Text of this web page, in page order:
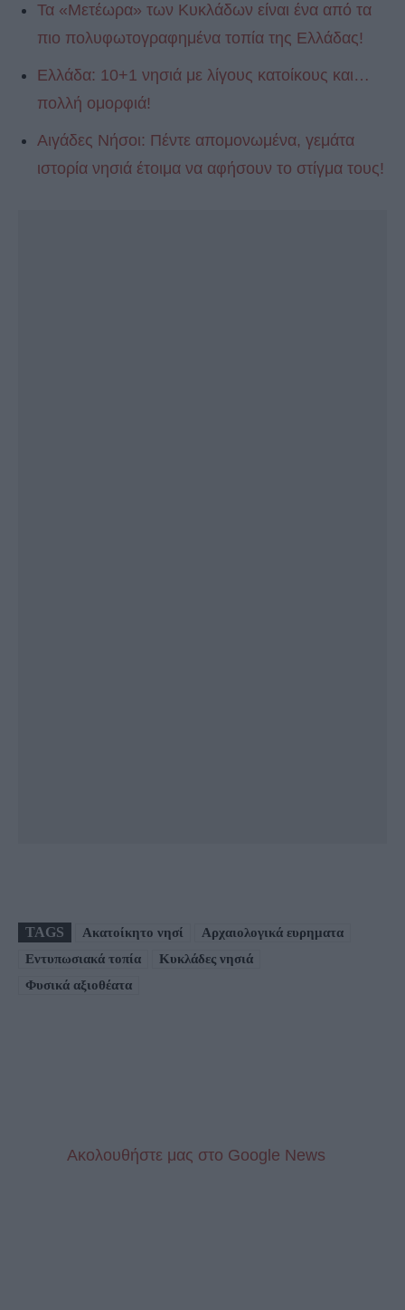
Τα «Μετέωρα» των Κυκλάδων είναι ένα από τα
πιο πολυφωτογραφημένα τοπία της Ελλάδας!
Ελλάδα: 10+1 νησιά με λίγους κατοίκους και…
πολλή ομορφιά!
Αιγάδες Νήσοι: Πέντε απομονωμένα, γεμάτα
ιστορία νησιά έτοιμα να αφήσουν το στίγμα τους!
TAGS Ακατοίκητο νησί
Αρχαιολογικά ευρηματα
Εντυπωσιακά τοπία
Κυκλάδες νησιά
Φυσικά αξιοθέατα
Aκολουθήστε μας στo Google News